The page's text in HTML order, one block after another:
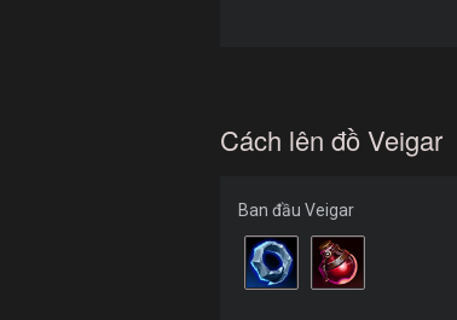
Cách lên đồ Veigar
Ban đầu Veigar